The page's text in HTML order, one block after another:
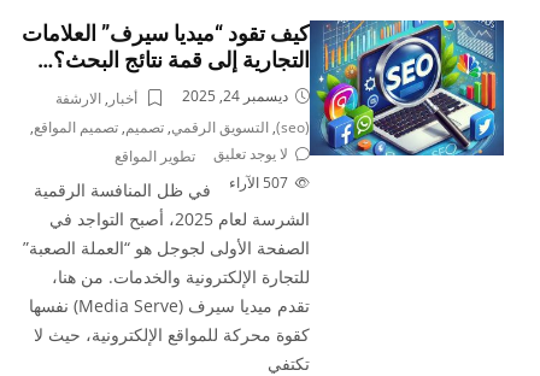
كيف تقود “ميديا سيرف” العلامات
التجارية إلى قمة نتائج البحث؟…
ديسمبر 24, 2025 أخبار ,الارشفة
(seo)
,التسويق الرقمي,تصميم,تصميم المواقع,
تطوير المواقع
لا يوجد تعليق
507
الآراء
في ظل المنافسة الرقمية
الشرسة لعام 2025، أصبح التواجد في
الصفحة الأولى لجوجل هو “العملة الصعبة”
للتجارة الإلكترونية والخدمات. من هنا،
تقدم ميديا سيرف (Media Serve) نفسها
كقوة محركة للمواقع الإلكترونية، حيث لا
تكتفي